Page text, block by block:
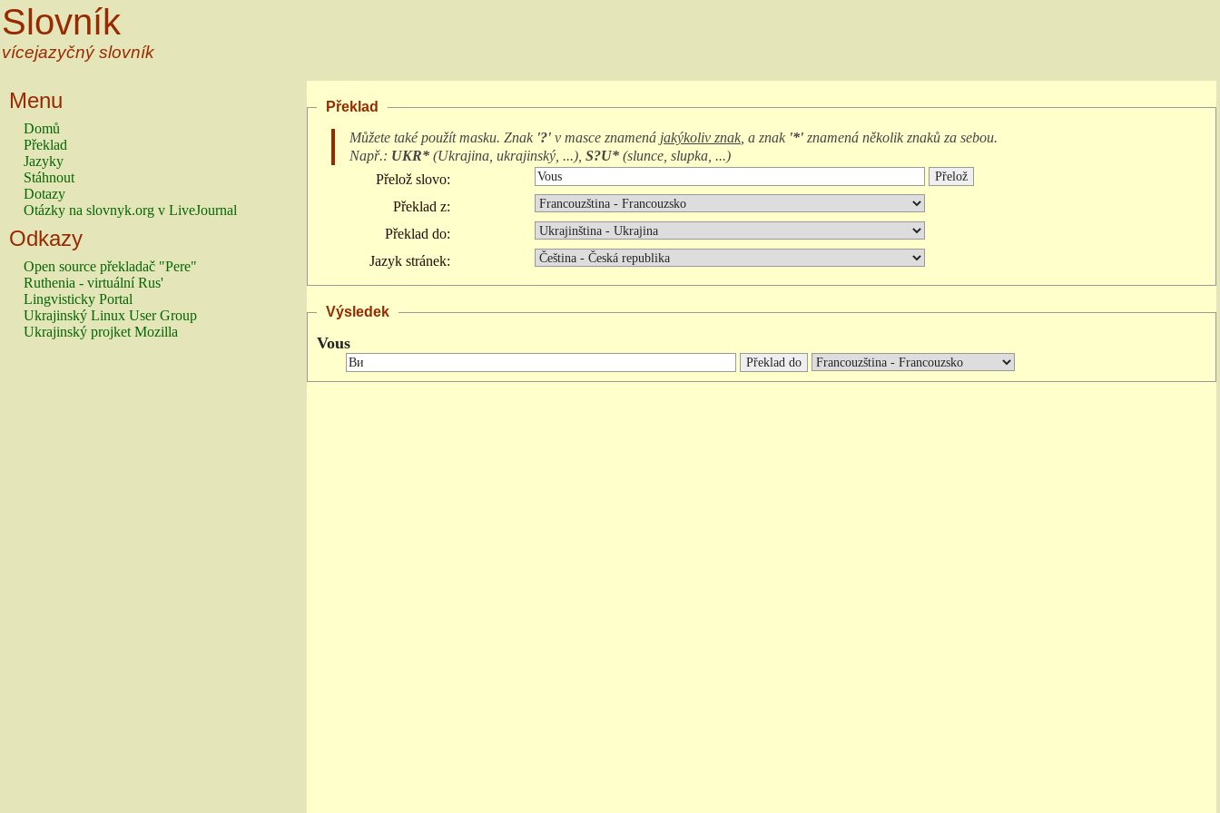
Slovník
vícejazyčný slovník
Menu
Domů
Překlad
Jazyky
Stáhnout
Dotazy
Otázky na slovnyk.org v LiveJournal
Odkazy
Open source překladač "Pere"
Ruthenia - virtuální Rus'
Lingvisticky Portal
Ukrajinský Linux User Group
Ukrajinský projket Mozilla
Překlad
Můžete také použít masku. Znak '?' v masce znamená jakýkoliv znak , a znak '*' znamená několik znaků za sebou.
Např.: UKR* (Ukrajina, ukrajinský, ...), S?U* (slunce, slupka, ...)
Přelož slovo:
Překlad z:
Překlad do:
Jazyk stránek:
Výsledek
Vous